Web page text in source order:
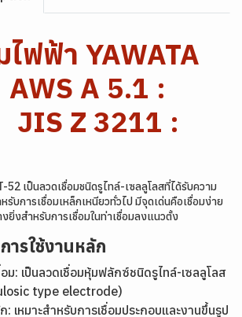
ไฟฟ้า YAWATA
A 5.1 :
JIS Z 3211 :
52 เป็นลวดเชื่อมชนิดรูไทล์-เซลลูโลสที่ได้รับความ
บการเชื่อมเหล็กเหนียวทั่วไป มีจุดเด่นคือเชื่อมง่าย
ยิ่งสำหรับการเชื่อมในท่าเชื่อมลงแนวตั้ง
รใช้งานหลัก
อม: เป็นลวดเชื่อมหุ้มฟลักซ์ชนิดรูไทล์-เซลลูโลส
type electrode)
: เหมาะสำหรับการเชื่อมประกอบและงานขึ้นรูป